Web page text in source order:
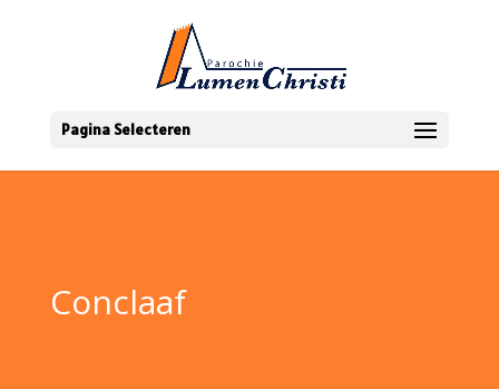
Pagina Selecteren
Conclaaf